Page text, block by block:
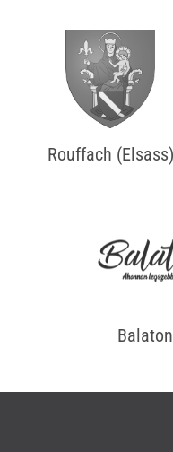
Rouffach (Elsass)